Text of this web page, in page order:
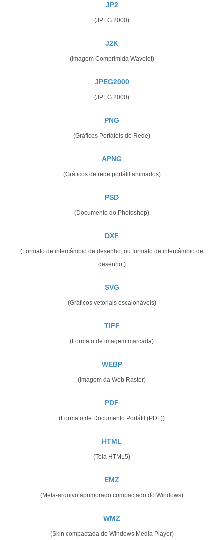
JP2
(JPEG 2000)
J2K
(Imagem Comprimida Wavelet)
JPEG2000
(JPEG 2000)
PNG
(Gráficos Portáteis de Rede)
APNG
(Gráficos de rede portátil animados)
PSD
(Documento do Photoshop)
DXF
(Formato de intercâmbio de desenho, ou formato de intercâmbio de
desenho,)
SVG
(Gráficos vetoriais escalonáveis)
TIFF
(Formato de imagem marcada)
WEBP
(Imagem da Web Raster)
PDF
(Formato de Documento Portátil (PDF))
HTML
(Tela HTML5)
EMZ
(Meta-arquivo aprimorado compactado do Windows)
WMZ
(Skin compactada do Windows Media Player)